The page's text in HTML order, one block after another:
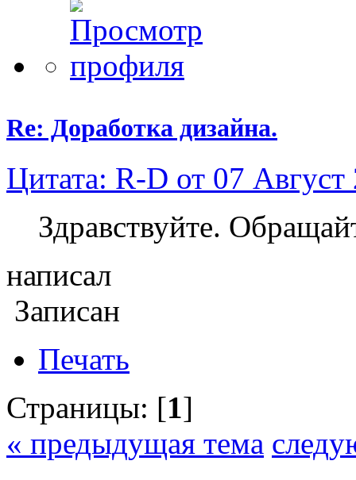
Re: Доработка дизайна.
Цитата: R-D от 07
Здравствуйте.
написал
Записан
Печать
Страницы: [1]
« предыдущая тема